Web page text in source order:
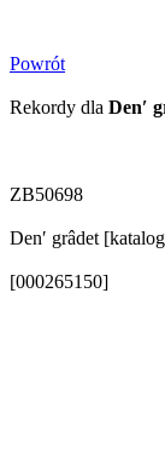
Powrót
Rekordy dla Denʹ
ZB50698
Denʹ grâdet
[000265150]